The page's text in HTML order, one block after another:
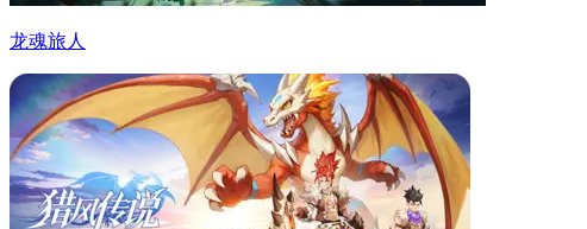
龙魂旅人